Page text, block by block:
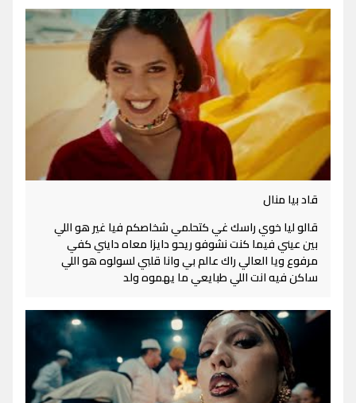
قاد بيا منال
قالو ليا خوي راسك غي كتحلمي شخاصكم فيا غير هو اللي
بين عيني فيما كنت نشوفو ريحو دايزا معاه دايني كفي
مرفوع ويا العالي راك عالم بي وانا قلبي لسولوه هو اللي
ساكن فيه انت اللي طبايعي ما يهموه ولد